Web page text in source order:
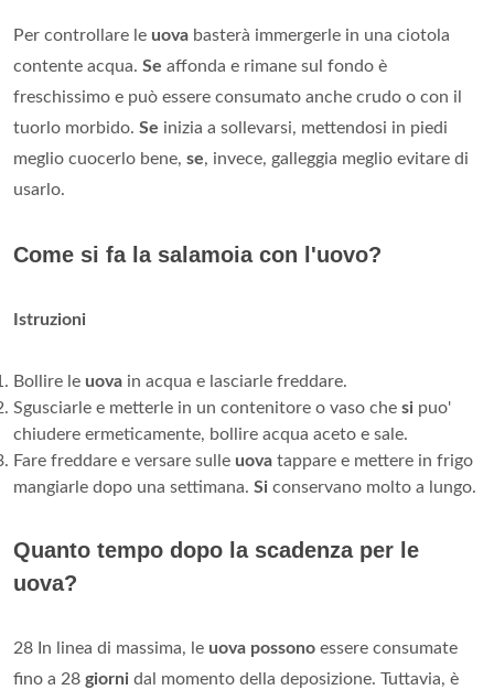
Per controllare le uova basterà immergerle in una ciotola
contente acqua. Se affonda e rimane sul fondo è
freschissimo e può essere consumato anche crudo o con il
tuorlo morbido. Se inizia a sollevarsi, mettendosi in piedi
meglio cuocerlo bene, se, invece, galleggia meglio evitare di
usarlo.
Come si fa la salamoia con l'uovo?
Istruzioni
Bollire le uova in acqua e lasciarle freddare.
Sgusciarle e metterle in un contenitore o vaso che si puo'
chiudere ermeticamente, bollire acqua aceto e sale.
Fare freddare e versare sulle uova tappare e mettere in frigo
mangiarle dopo una settimana. Si conservano molto a lungo.
Quanto tempo dopo la scadenza per le
uova?
28 In linea di massima, le uova possono essere consumate
fino a 28 giorni dal momento della deposizione. Tuttavia, è